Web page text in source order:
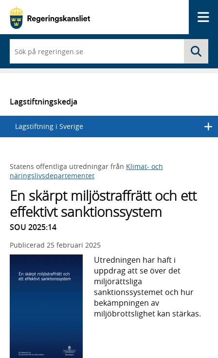
du
börjar
skriva
en
lista
med
sökförslag
Lagstiftningskedja
Lagstiftning i Sverige
Statens offentliga utredningar från Klimat- och
näringslivsdepartementet
En skärpt miljöstraffrätt och ett
effektivt sanktionssystem
SOU 2025:14
Publicerad 25 februari 2025
Utredningen har haft i
uppdrag att se över det
miljörättsliga
sanktionssystemet och hur
bekämpningen av
miljöbrottslighet kan stärkas.